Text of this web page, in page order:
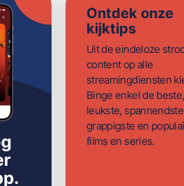
Ontdek onze
kijktips
Uit de eindeloze
content op alle
streamingdiensten
Binge enkel de beste,
leukste,
grappigste en
films en series.